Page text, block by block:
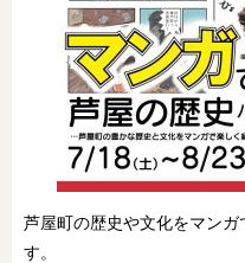
芦屋町の歴史や文化をマン
す。